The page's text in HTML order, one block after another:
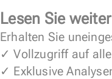
Lesen Sie
Erhalten Sie
✓ Vollzugriff auf
✓ Exklusive